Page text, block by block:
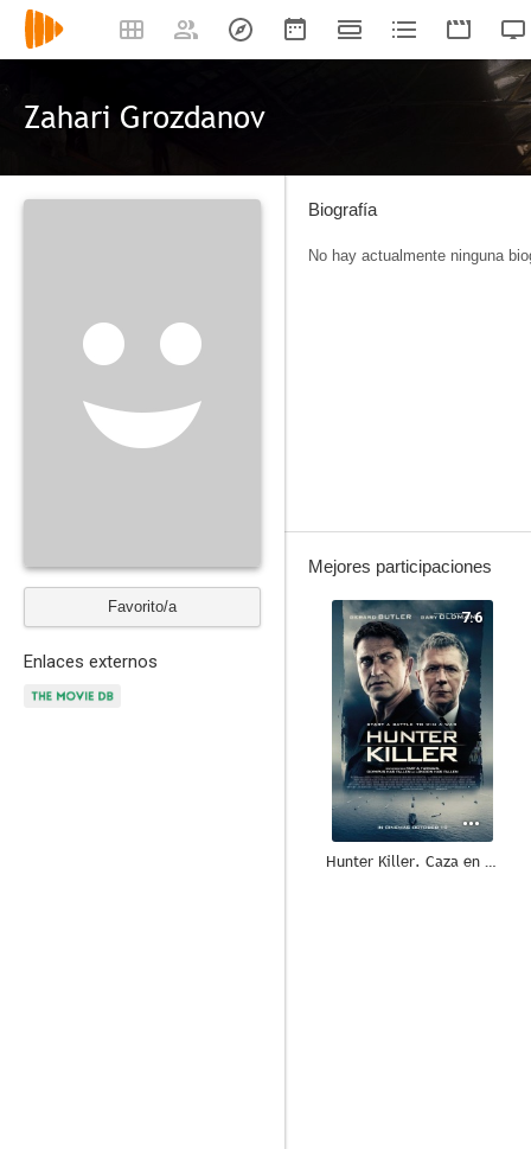
Zahari Grozdanov
Favorito/a
Enlaces externos
Biografía
No hay actualmente ninguna
Mejores participaciones
7.6
Hunter Killer. Caza en las profundidades